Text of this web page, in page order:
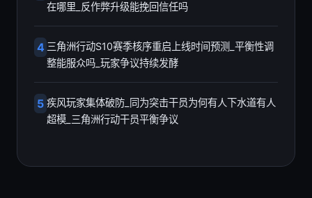
在哪里_反作弊升级能挽回信任吗
4 三角洲行动S10赛季核序重启上线时间预测_平衡性调
整能服众吗_玩家争议持续发酵
5 疾风玩家集体破防_同为突击干员为何有人下水道有人
超模_三角洲行动干员平衡争议